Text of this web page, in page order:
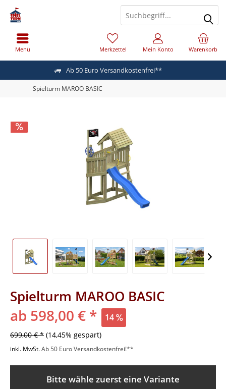
Ab 50 Euro Versandkostenfrei**
Menü Warenkorb
Merkzettel Mein Konto
Spielturm MAROO BASIC
Spielturm MAROO BASIC
ab 598,00 € * 14
699,00 € * (14,45% gespart)
inkl. MwSt.Ab 50 Euro Versandkostenfrei!**
Bitte wähle zuerst eine Variante